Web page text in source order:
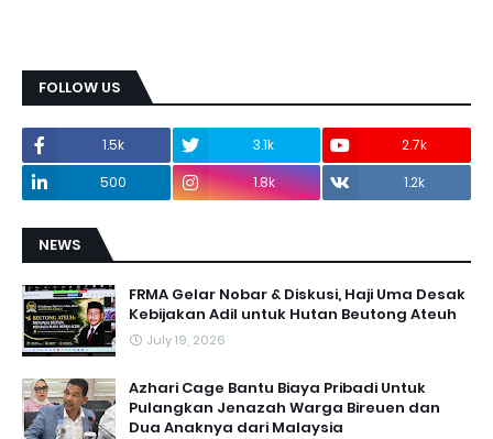
FOLLOW US
1.5k 3.1k
2.7k
500
1.8k 1.2k
NEWS
FRMA Gelar Nobar & Diskusi, Haji Uma Desak
Kebijakan Adil untuk Hutan Beutong Ateuh
July 19, 2026
Azhari Cage Bantu Biaya Pribadi Untuk
Pulangkan Jenazah Warga Bireuen dan
Dua Anaknya dari Malaysia